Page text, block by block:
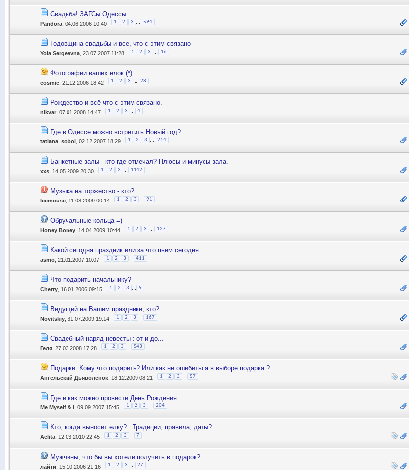
Свадьба! ЗАГСы Одессы
Pandora , 04.06.2006 10:40 1 2 3 594
Годовщина свадьбы и все, что с этим связано
Yola Sergeevna , 23.07.2007 11:28 1 2 3 16
Фотографии ваших елок (*)
cosmic , 21.12.2006 18:42 1 2 3 28
Рождество и всё что с этим связано.
nikvar , 07.01.2008 14:47 1 2 3 4
Где в Одессе можно встретить Новый год?
tatiana_sobol , 02.12.2007 18:29 1 2 3 214
Банкетные залы - кто где отмечал? Плюсы и минусы зала.
xxs , 14.05.2009 20:30 1 2 3 1142
Музыка на торжество - кто?
Icemouse , 11.08.2009 00:14 1 2 3 91
Обручальные кольца =)
Honey Boney , 14.04.2009 10:44 1 2 3 127
Какой сегодня праздник или за что пьем сегодня
asmo , 21.01.2007 10:07 1 2 3 411
Что подарить начальнику?
Cherry , 16.01.2006 09:15 1 2 3 9
Ведущий на Вашем празднике, кто?
Novitskiy , 31.07.2009 19:14 1 2 3 167
Свадебный наряд невесты : от и до...
Геля , 27.03.2008 17:28 1 2 3 ... 543
Подарки. Кому что подарить? Или как не ошибиться в выборе подарка ?
Ангельский Дьяволёнок , 18.12.2009 08:21 1 2 3 57
Где и как можно провести День Рождения
Me Myself & I , 09.09.2007 15:45 1 2 3 ... 204
Кто, когда выносит елку?...Традиции, правила, даты?
Aelita , 12.03.2010 22:45 1 2 3 7
Мужчины, что бы вы хотели получить в подарок?
лайти , 15.10.2006 21:16 1 2 3 27